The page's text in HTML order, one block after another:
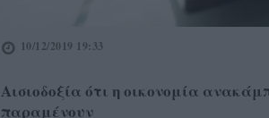
10/12/2019 19:33
Αισιοδοξία ότι η οικονομία
παραμένουν